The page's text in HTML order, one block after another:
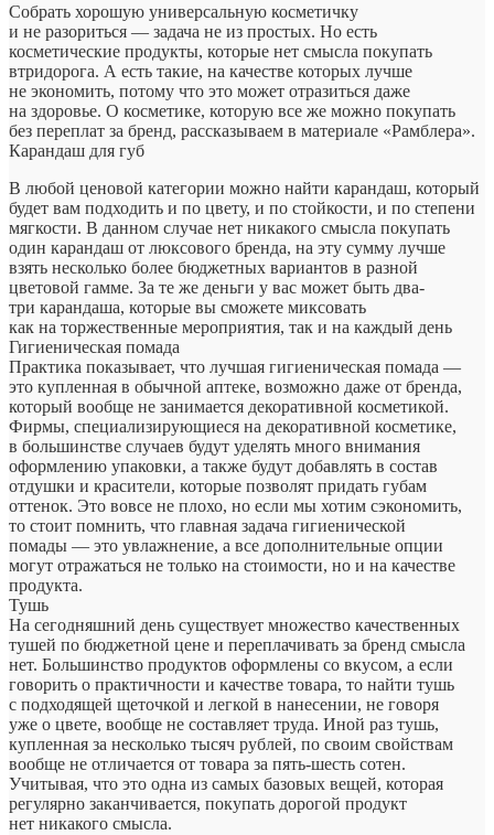
Собрать хорошую универсальную косметичку
и не разориться — задача не из простых. Но есть
косметические продукты, которые нет смысла покупать
втридорога. А есть такие, на качестве которых лучше
не экономить, потому что это может отразиться даже
на здоровье. О косметике, которую все же можно покупать
без переплат за бренд, рассказываем в материале «Рамблера».
Карандаш для губ
В любой ценовой категории можно найти карандаш, который
будет вам подходить и по цвету, и по стойкости, и по степени
мягкости. В данном случае нет никакого смысла покупать
один карандаш от люксового бренда, на эту сумму лучше
взять несколько более бюджетных вариантов в разной
цветовой гамме. За те же деньги у вас может быть два-
три карандаша, которые вы сможете миксовать
как на торжественные мероприятия, так и на каждый день
Гигиеническая помада
Практика показывает, что лучшая гигиеническая помада —
это купленная в обычной аптеке, возможно даже от бренда,
который вообще не занимается декоративной косметикой.
Фирмы, специализирующиеся на декоративной косметике,
в большинстве случаев будут уделять много внимания
оформлению упаковки, а также будут добавлять в состав
отдушки и красители, которые позволят придать губам
оттенок. Это вовсе не плохо, но если мы хотим сэкономить,
то стоит помнить, что главная задача гигиенической
помады — это увлажнение, а все дополнительные опции
могут отражаться не только на стоимости, но и на качестве
продукта.
Тушь
На сегодняшний день существует множество качественных
тушей по бюджетной цене и переплачивать за бренд смысла
нет. Большинство продуктов оформлены со вкусом, а если
говорить о практичности и качестве товара, то найти тушь
с подходящей щеточкой и легкой в нанесении, не говоря
уже о цвете, вообще не составляет труда. Иной раз тушь,
купленная за несколько тысяч рублей, по своим свойствам
вообще не отличается от товара за пять-шесть сотен.
Учитывая, что это одна из самых базовых вещей, которая
регулярно заканчивается, покупать дорогой продукт
нет никакого смысла.